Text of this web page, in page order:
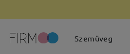
Szemüveg